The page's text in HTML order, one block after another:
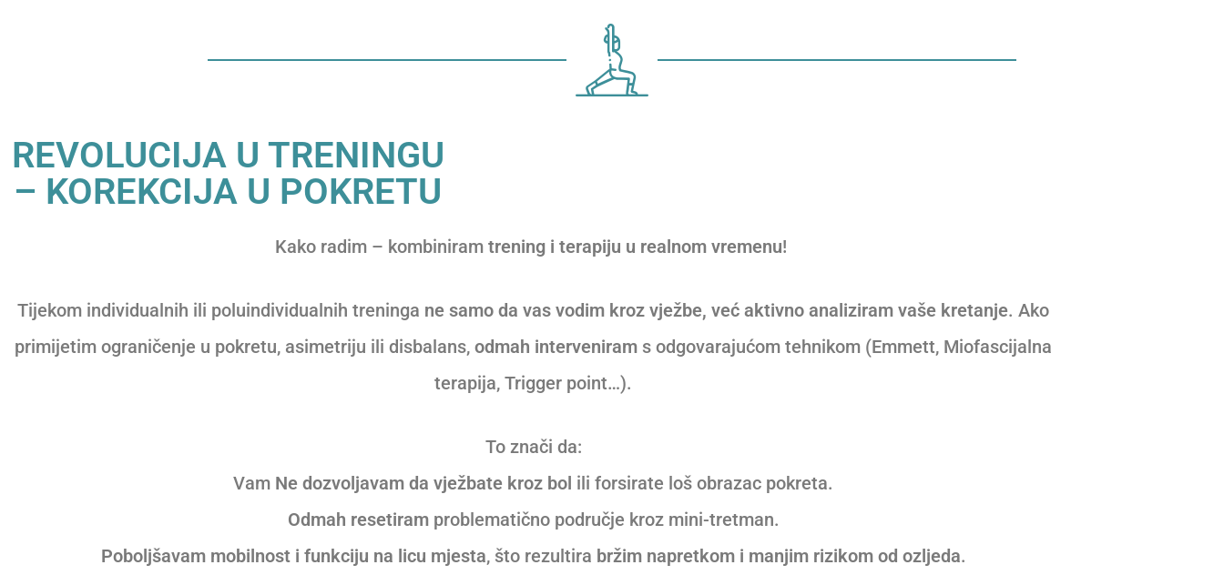
REVOLUCIJA U TRENINGU
– KOREKCIJA U POKRETU
Kako radim – kombiniram trening i terapiju u realnom vremenu!
Tijekom individualnih ili poluindividualnih treninga ne samo da vas vodim kroz vježbe, već aktivno analiziram vaše kretanje. Ako
primijetim ograničenje u pokretu, asimetriju ili disbalans, odmah interveniram s odgovarajućom tehnikom (Emmett, Miofascijalna
terapija, Trigger point…).
To znači da:
Vam Ne dozvoljavam da vježbate kroz bol ili forsirate loš obrazac pokreta.
Odmah resetiramproblematično područje kroz mini-tretman.
Poboljšavam mobilnost i funkciju na licu mjesta, što rezultira bržim napretkom i manjim rizikom od ozljeda.